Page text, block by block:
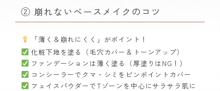
② 崩れないベースメイクのコツ
「薄く＆崩れにくく」がポイント！
化粧下地を塗る（毛穴カバー＆トーンアップ）
ファンデーションは薄く塗る（厚塗りはNG！）
コンシーラーでクマ・シミをピンポイントカバー
フェイスパウダーでTゾーンを中心にサラサラ肌に